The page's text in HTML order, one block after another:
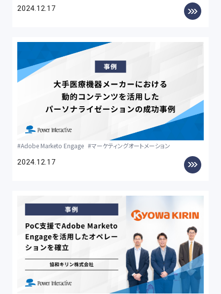
2024.12.17
Adobe Marketo Engage マーケティングオートメーション
2024.12.17